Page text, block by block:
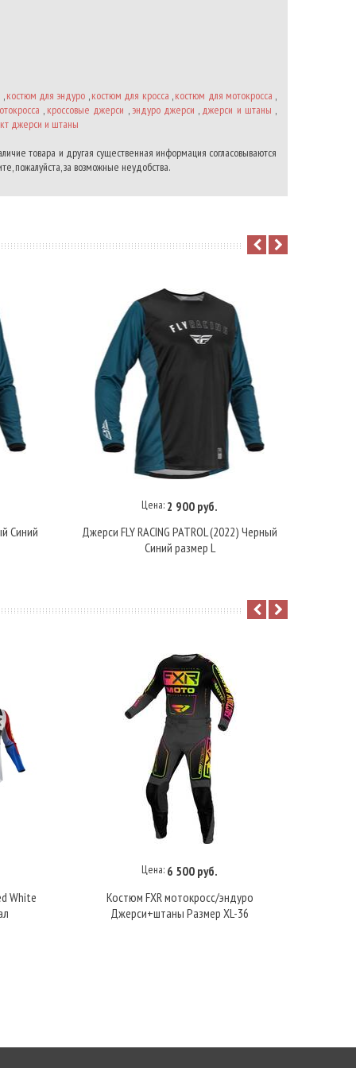
,костюм для эндуро ,костюм для кросса ,костюм для мотокросса ,
, кроссовые джерси , эндуро джерси , джерси и штаны ,
джерси и штаны
товара и другая существенная информация согласовываются
пожалуйста, за возможные неудобства.
Синий
В корзину
Цена: 2 900 руб.
Джерси FLY RACING PATROL (2022) Черный
Синий размер L
White
В корзину
Цена: 6 500 руб.
Костюм FXR мотокросс/эндуро
Джерси+штаны Размер XL-36